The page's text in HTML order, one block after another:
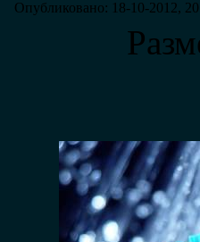
Опубликовано: 18-10-2012,